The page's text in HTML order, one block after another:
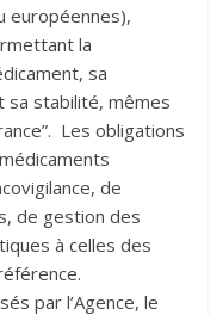
européennes),
la
sa
sa stabilité, mêmes
Les obligations
de
de gestion des
à celles des
par l’Agence, le